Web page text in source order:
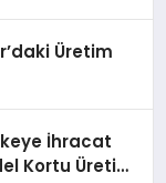
Üretim
İhracat
Kortu Üretim